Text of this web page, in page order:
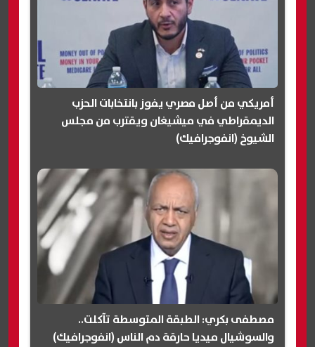
أمريكي من أصل مصري يفوز بانتخابات الحزب
الديمقراطي في ميشيغان ويقترب من مجلس
الشيوخ (انفوجرافيك)
مصطفى بكري: الطبقة المتوسطة تآكلت..
والسوشيال ميديا حارقة دم الناس (انفوجرافيك)